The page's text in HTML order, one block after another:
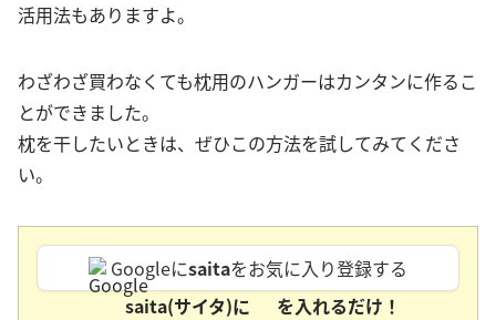
活用法もありますよ。
わざわざ買わなくても枕用のハンガーはカンタンに作るこ
とができました。
枕を干したいときは、ぜひこの方法を試してみてくださ
い。
Googleにsaitaをお気に入り登録する
saita(サイタ)に
を入れるだけ！